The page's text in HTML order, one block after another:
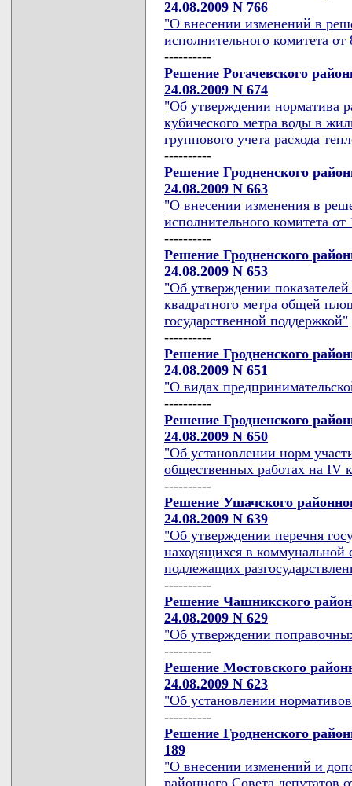
24.08.2009 N 766
"О внесении изменений в
исполнительного комитета
----------
Решение Рогачевского
24.08.2009 N 674
"Об утверждении норматива
кубического метра воды в
группового учета расхода
----------
Решение Гродненского
24.08.2009 N 663
"О внесении изменения в
исполнительного комитета
----------
Решение Гродненского
24.08.2009 N 653
"Об утверждении
квадратного метра общей
государственной поддержкой"
----------
Решение Гродненского
24.08.2009 N 651
"О видах
----------
Решение Гродненского
24.08.2009 N 650
"Об установлении норм
общественных работах на IV
----------
Решение Ушачского
24.08.2009 N 639
"Об утверждении перечня
находящихся в коммунальной
подлежащих
----------
Решение Чашникского
24.08.2009 N 629
"Об утверждении
----------
Решение Мостовского
24.08.2009 N 623
"Об установлении
----------
Решение Гродненского
189
"О внесении изменений и
районного Совета депутатов